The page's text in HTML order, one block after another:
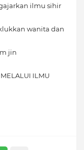
ilmu sihir
wanita dan
jin
ILMU